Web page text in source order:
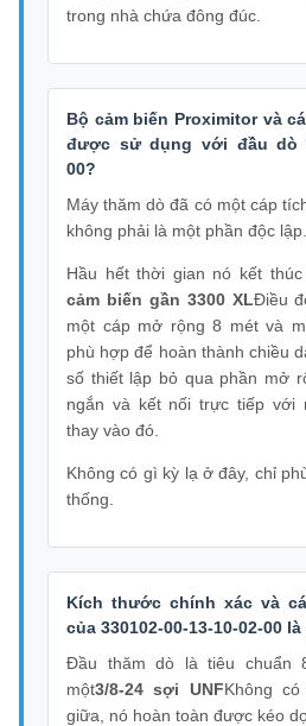
trong nhà chứa đông đúc.
Bộ cảm biến Proximitor và
được sử dụng với đầu dò
00?
Máy thăm dò đã có một cáp
không phải là một phần độc lập.
Hầu hết thời gian nó kết
cảm biến gần 3300 XLĐiều
một cáp mở rộng 8 mét và
phù hợp để hoàn thành chiều
số thiết lập bỏ qua phần mở
ngắn và kết nối trực tiếp với
thay vào đó.
Không có gì kỳ lạ ở đây, chỉ
thống.
Kích thước chính xác và
của 330102-00-13-10-02-00
Đầu thăm dò là tiêu chuẩn
một3/8-24 sợi UNFKhông
giữa, nó hoàn toàn được kéo